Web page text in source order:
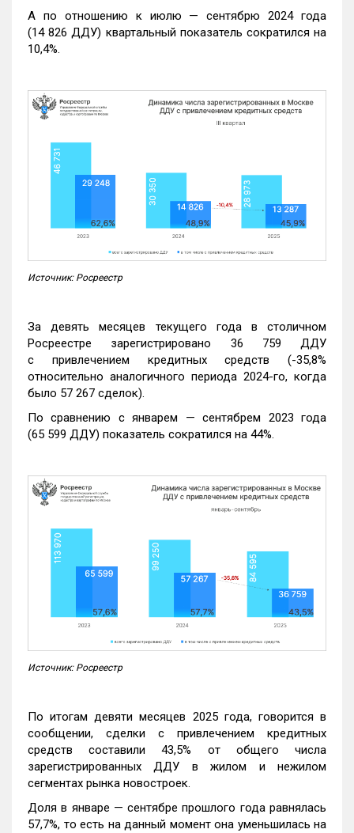
А по отношению к июлю — сентябрю 2024 года
(14 826 ДДУ) квартальный показатель сократился на
10,4%.
Источник: Росреестр
За девять месяцев текущего года в столичном
Росреестре зарегистрировано 36 759 ДДУ
с привлечением кредитных средств (-35,8%
относительно аналогичного периода 2024-го, когда
было 57 267 сделок).
По сравнению с январем — сентябрем 2023 года
(65 599 ДДУ) показатель сократился на 44%.
Источник: Росреестр
По итогам девяти месяцев 2025 года, говорится в
сообщении, сделки с привлечением кредитных
средств составили 43,5% от общего числа
зарегистрированных ДДУ в жилом и нежилом
сегментах рынка новостроек.
Доля в январе — сентябре прошлого года равнялась
57,7%, то есть на данный момент она уменьшилась на